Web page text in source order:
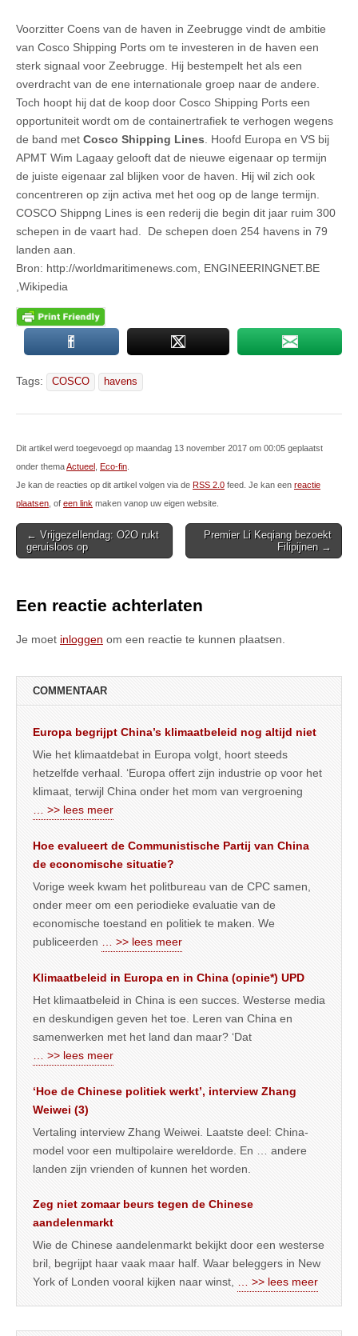
Voorzitter Coens van de haven in Zeebrugge vindt de ambitie
van Cosco Shipping Ports om te investeren in de haven een
sterk signaal voor Zeebrugge. Hij bestempelt het als een
overdracht van de ene internationale groep naar de andere.
Toch hoopt hij dat de koop door Cosco Shipping Ports een
opportuniteit wordt om de containertrafiek te verhogen wegens
de band met Cosco Shipping Lines . Hoofd Europa en VS bij
APMT Wim Lagaay gelooft dat de nieuwe eigenaar op termijn
de juiste eigenaar zal blijken voor de haven. Hij wil zich ook
concentreren op zijn activa met het oog op de lange termijn.
COSCO Shippng Lines is een rederij die begin dit jaar ruim 300
schepen in de vaart had. De schepen doen 254 havens in 79
landen aan.
Bron: http://worldmaritimenews.com, ENGINEERINGNET.BE
,Wikipedia
Tags: COSCO havens
Dit artikel werd toegevoegd op maandag 13 november 2017 om 00:05 geplaatst
onder themaActueel Eco-fin
Je kan de reacties op dit artikel volgen via de RSS 2.0 feed. Je kan een reactie
plaatsen , of een link maken vanop uw eigen website.
Post
navigation
← Vrijgezellendag: O2O rukt
geruisloos op
Premier Li Keqiang bezoekt
Filipijnen →
Een reactie achterlaten
Je moet inloggen om een reactie te kunnen plaatsen.
COMMENTAAR
Europa begrijpt China’s klimaatbeleid nog altijd niet
Wie het klimaatdebat in Europa volgt, hoort steeds
hetzelfde verhaal. ‘Europa offert zijn industrie op voor het
klimaat, terwijl China onder het mom van vergroening
… >> lees meer
Hoe evalueert de Communistische Partij van China
de economische situatie?
Vorige week kwam het politbureau van de CPC samen,
onder meer om een periodieke evaluatie van de
economische toestand en politiek te maken. We
publiceerden … >> lees meer
Klimaatbeleid in Europa en in China (opinie*) UPD
Het klimaatbeleid in China is een succes. Westerse media
en deskundigen geven het toe. Leren van China en
samenwerken met het land dan maar? ‘Dat
… >> lees meer
‘Hoe de Chinese politiek werkt’, interview Zhang
Weiwei (3)
Vertaling interview Zhang Weiwei. Laatste deel: China-
model voor een multipolaire wereldorde. En … andere
landen zijn vrienden of kunnen het worden.
Zeg niet zomaar beurs tegen de Chinese
aandelenmarkt
Wie de Chinese aandelenmarkt bekijkt door een westerse
bril, begrijpt haar vaak maar half. Waar beleggers in New
York of Londen vooral kijken naar winst, … >> lees meer